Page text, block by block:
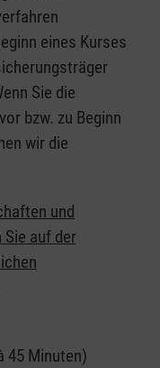
eines Kurses
Sie die
bzw. zu Beginn
wir die
und
auf der
45 Minuten)